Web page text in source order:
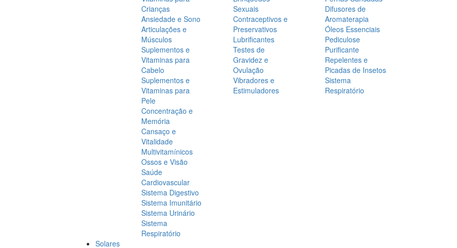
Crianças
Ansiedade e Sono
Articulações e
Músculos
Suplementos e
Vitaminas para
Cabelo
Suplementos e
Vitaminas para
Pele
Concentração e
Memória
Cansaço e
Vitalidade
Multivitamínicos
Ossos e Visão
Saúde
Cardiovascular
Sistema Digestivo
Sistema Imunitário
Sistema Urinário
Sistema
Respiratório
Sexuais
Contraceptivos e
Preservativos
Lubrificantes
Testes de
Gravidez e
Ovulação
Vibradores e
Estimuladores
Difusores de
Aromaterapia
Óleos Essenciais
Pediculose
Purificante
Repelentes e
Picadas de Insetos
Sistema
Respiratório
Solares